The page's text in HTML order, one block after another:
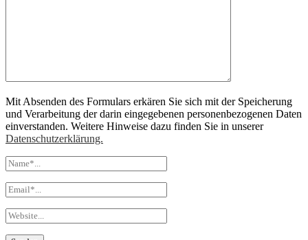
Mit Absenden des Formulars erkären Sie sich mit der Speicherung
und Verarbeitung der darin eingegebenen personenbezogenen Daten
einverstanden. Weitere Hinweise dazu finden Sie in unserer
Datenschutzerklärung.